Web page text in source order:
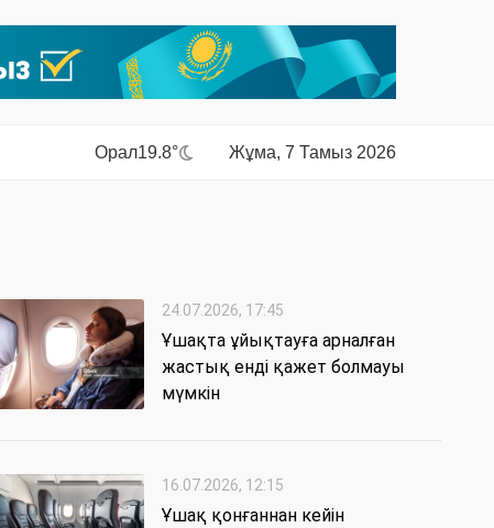
Орал19.8° Жұма, 7 Тамыз 2026
24.07.2026, 17:45
Ұшақта ұйықтауға арналған
жастық енді қажет болмауы
мүмкін
16.07.2026, 12:15
Ұшақ қонғаннан кейін